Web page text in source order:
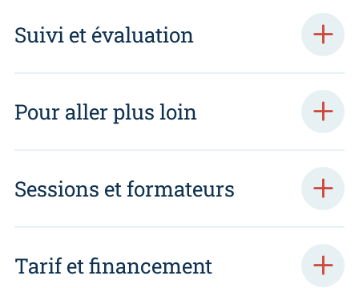
Suivi et évaluation
Pour aller plus loin
Sessions et formateurs
Tarif et financement